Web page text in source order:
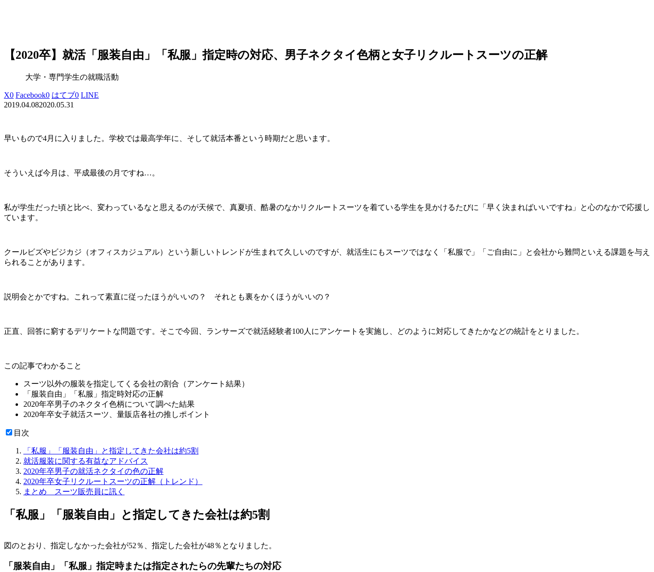
【2020卒】就活「服装自由」「私服」指定時の対応、男子ネクタイ色柄と女子リクルートスーツの正解
大学・専門学生の就職活動
X0 Facebook0 はてブ0 LINE
2019.04.082020.05.31
早いもので4月に入りました。学校では最高学年に、そして就活本番という時期だと思います。
そういえば今月は、平成最後の月ですね…。
私が学生だった頃と比べ、変わっているなと思えるのが天候で、真夏頃、 酷暑のなかリクルートスーツを着ている学生を見かけるたびに「早く決まればいいですね」と心のなかで応援し
ています。
クールビズやビジカジ（オフィスカジュアル）という新しいトレンドが生まれて久しいのですが、 就活生にもスーツではなく「私服で」「ご自由に」と会社から難問といえる課題 を与え
られることがあります。
説明会とかですね。これって素直に従ったほうがいいの？ それとも裏をかくほうがいいの？
正直、回答に窮するデリケートな問題です。 そこで今回、ランサーズで就活経験者100人にアンケートを実施し、どのように対応してきたかなどの統計をとりました。
この記事でわかること
スーツ以外の服装を指定してくる会社の割合（アンケート結果）
「服装自由」「私服」指定時対応の正解
2020年卒男子のネクタイ色柄について調べた結果
2020年卒女子就活スーツ、量販店各社の推しポイント
目次
「私服」「服装自由」と指定してきた会社は約5割
就活服装に関する有益なアドバイス
2020年卒男子の就活ネクタイの色の正解
2020年卒女子リクルートスーツの正解（トレンド）
まとめ スーツ販売員に訊く
「私服」「服装自由」と指定してきた会社は約5割
図のとおり、 指定しなかった会社が52％、指定した会社が48％ となりました。
「服装自由」「私服」指定時または指定されたらの先輩たちの対応